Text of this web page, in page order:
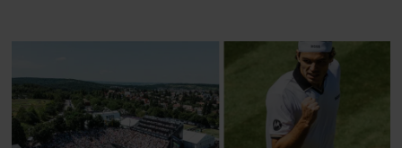
blevet voksen. Her indtager
fortællerens plads i et portræt om
arv, angst, familieliv, frygten for
at miste stemmen og den